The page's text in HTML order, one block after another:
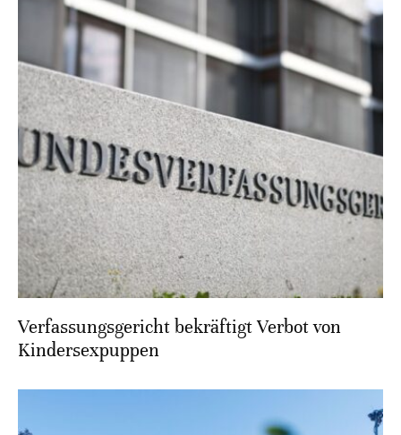
Verfassungsgericht bekräftigt Verbot von
Kindersexpuppen